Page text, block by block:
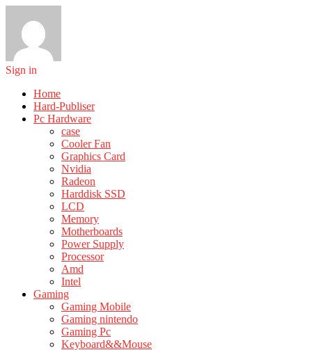
Sign in
Home
Hard-Publiser
Pc Hardware
case
Cooler Fan
Graphics Card
Nvidia
Radeon
Harddisk SSD
LCD
Memory
Motherboards
Power Supply
Processor
Amd
Intel
Gaming
Gaming Mobile
Gaming nintendo
Gaming Pc
Keyboard&&Mouse